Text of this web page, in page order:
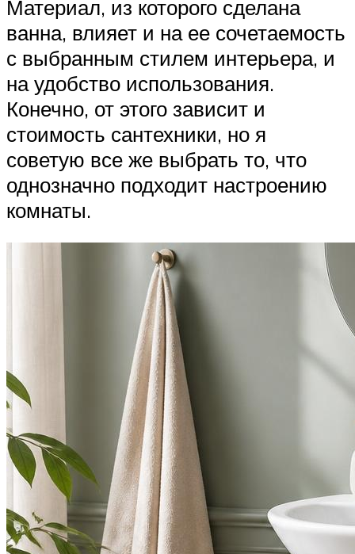
Материал, из которого сделана
ванна, влияет и на ее сочетаемость
с выбранным стилем интерьера, и
на удобство использования.
Конечно, от этого зависит и
стоимость сантехники, но я
советую все же выбрать то, что
однозначно подходит настроению
комнаты.